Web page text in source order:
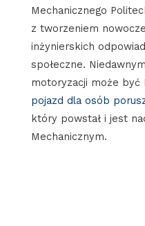
Mechanicznego
z tworzeniem
inżynierskich
społeczne.
motoryzacji może być
pojazd dla osób
który powstał i jest
Mechanicznym.